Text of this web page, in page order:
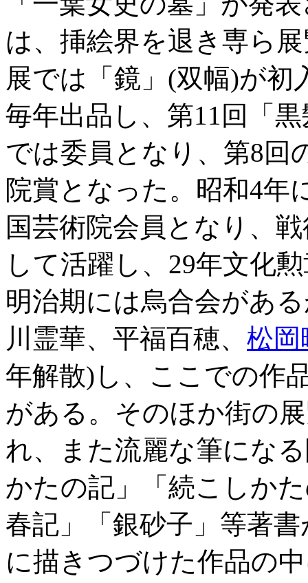
は、挿絵界を退き専ら
展では「鏡」(双幅)が初
毎年出品し、第11回「
では委員となり、第8回
院賞となった。昭和4年
国芸術院会員となり、
して活躍し、29年文化
明治期には烏合会があ
川霊華、平福百穂、 松岡
年解散)し、ここでの作
がある。そのほか街の
れ、また流麗な筆にな
かたの記」「続こしか
春記」「銀砂子」等著
に描きつづけた作品の